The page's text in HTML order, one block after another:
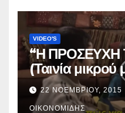
VIDEO'S
“Η ΠΡΟΣΕΥΧΗ
(Ταινία μικρού
22 ΝΟΕΜΒΡΊΟΥ, 2015
ΟΙΚΟΝΟΜΊΔΗΣ